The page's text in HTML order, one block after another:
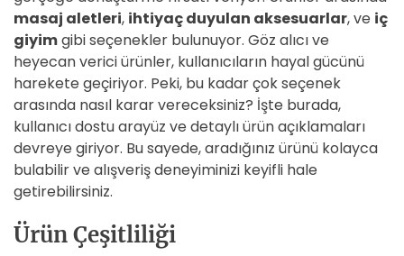
masaj aletleri, ihtiyaç duyulan aksesuarlar, ve iç
giyimgibi seçenekler bulunuyor. Göz alıcı ve
heyecan verici ürünler, kullanıcıların hayal gücünü
harekete geçiriyor. Peki, bu kadar çok seçenek
arasında nasıl karar vereceksiniz? İşte burada,
kullanıcı dostu arayüz ve detaylı ürün açıklamaları
devreye giriyor. Bu sayede, aradığınız ürünü kolayca
bulabilir ve alışveriş deneyiminizi keyifli hale
getirebilirsiniz.
Ürün Çeşitliliği